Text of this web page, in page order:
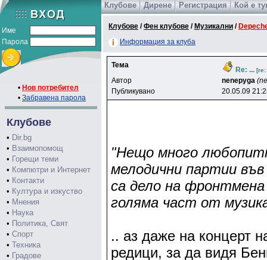
Games
Име
Парола
• Нов потребител
• Забравена парола
Клубове
• Dir.bg
• Взаимопомощ
• Горещи теми
• Компютри и Интернет
• Контакти
• Култура и изкуство
• Мнения
• Наука
• Политика, Свят
• Спорт
• Техника
• Градове
Клубове Дирене Регистрация Кой е
Клубове /Фен клубове / Музикални /
Информация за клуба
Тема
Re: ... [re:
Автор nenepyga
Публикувано
20.05.09
"Нещо много
мелодични партии
са дело на
голяма част от
.. аз даже на концерт
редици, за да видя